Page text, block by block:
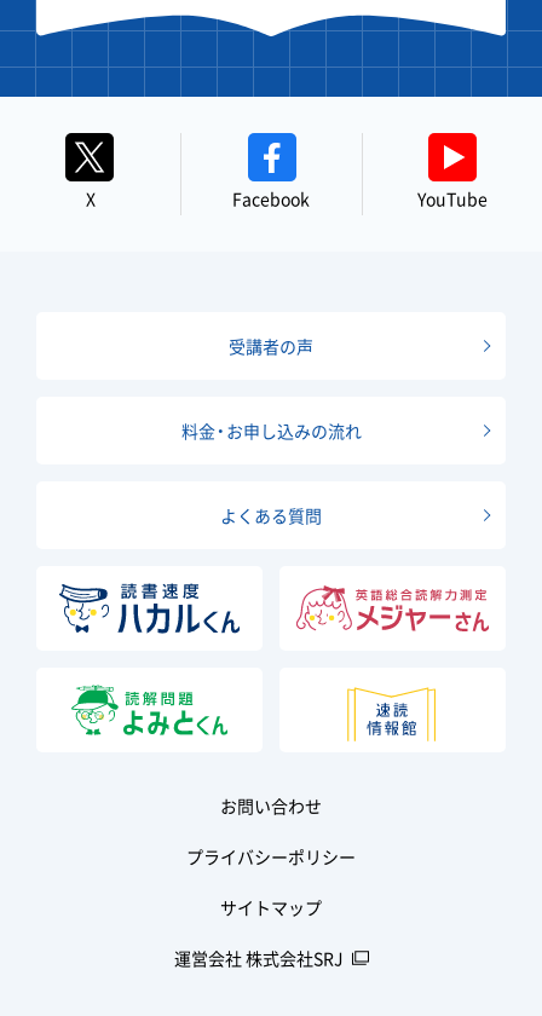
X Facebook YouTube
受講者の声
料金・お申し込みの流れ
よくある質問
お問い合わせ
プライバシーポリシー
サイトマップ
運営会社 株式会社SRJ